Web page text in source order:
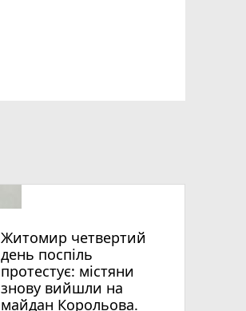
Житомир четвертий
день поспіль
протестує: містяни
знову вийшли на
майдан Корольова.